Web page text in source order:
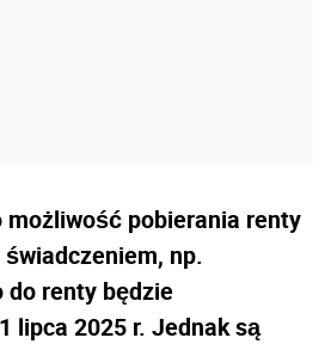
możliwość pobierania renty
np.
do renty będzie
lipca 2025 r. Jednak są